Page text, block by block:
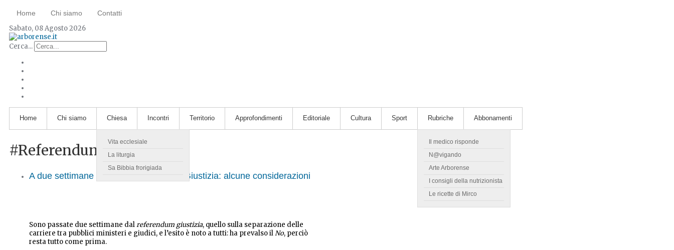
Home Chi siamo Contatti
Sabato, 08 Agosto 2026
Cerca...
Home Chi siamo Chiesa
Vita ecclesiale
La liturgia
Sa Bibbia frorigiada
Incontri Territorio Approfondimenti Editoriale Cultura Sport Rubriche
Il medico risponde
N@vigando
Arte Arborense
I consigli della nutrizionista
Le ricette di Mirco
Abbonamenti
#ReferendumGiustizia
A due settimane dal Referendum sulla Giustizia: alcune considerazioni
Sono passate due settimane dalreferendum giustizia, quello sulla separazione delle
carriere tra pubblici ministeri e giudici, e l’esito è noto a tutti: ha prevalso ilNo, perciò
resta tutto come prima.